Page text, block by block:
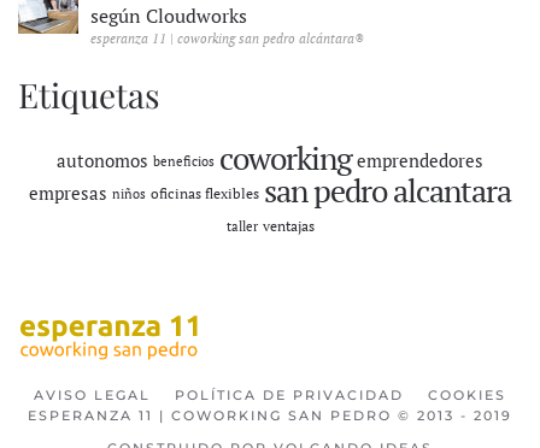
según Cloudworks
esperanza 11 | coworking san pedro alcántara®
Etiquetas
autonomos beneficios coworking emprendedores
empresas niños oficinas flexibles san pedro alcantara
taller ventajas
AVISO LEGAL POLÍTICA DE PRIVACIDAD
COOKIES
ESPERANZA 11 | COWORKING SAN PEDRO © 2013 - 2019